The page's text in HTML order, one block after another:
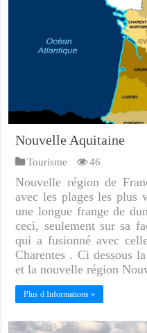
Nouvelle Aquitaine
Tourisme 46
Nouvelle région de
avec les plages les plus
une longue frange de
ceci, seulement sur sa
qui a fusionné avec
Charentes . Ci dessous
et la nouvelle région
Plus d Informations »